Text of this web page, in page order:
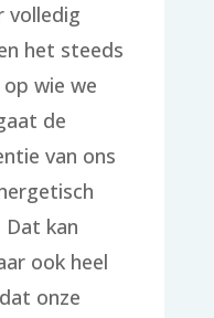
volledig
het steeds
wie we
de
van ons
Dat kan
ook heel
onze